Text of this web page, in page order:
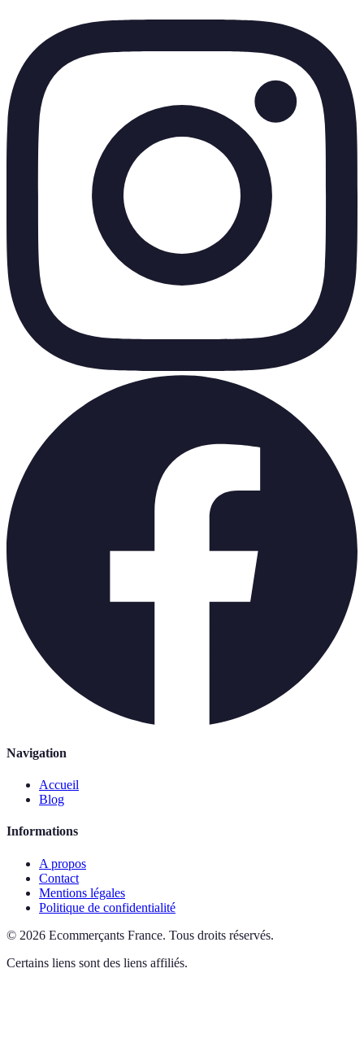
Navigation
Accueil
Blog
Informations
A propos
Contact
Mentions légales
Politique de confidentialité
© 2026 Ecommerçants France. Tous droits réservés.
Certains liens sont des liens affiliés.